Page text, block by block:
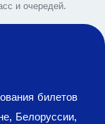
и очередей.
билетов
Белоруссии,